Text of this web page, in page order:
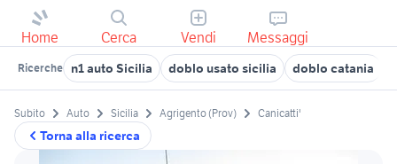
Home Cerca Vendi Messaggi
Ricerche n1 auto Sicilia doblo usato sicilia doblo catania
Torna alla ricerca
Subito Auto Sicilia Agrigento (Prov) Canicatti'